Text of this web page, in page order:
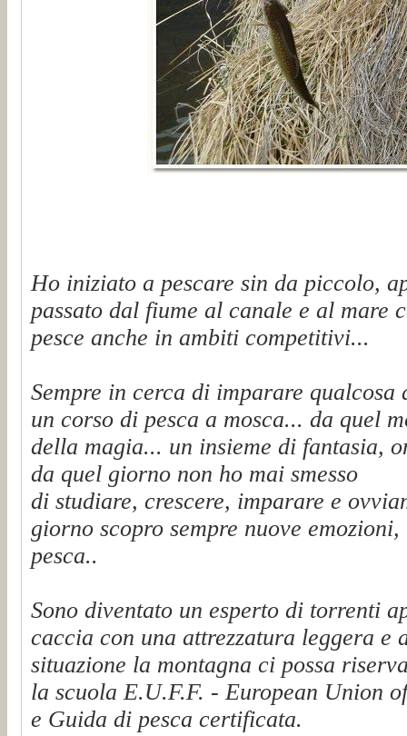
Ho iniziato a pescare sin da piccolo,
passato dal fiume al canale e al mare
pesce anche in ambiti competitivi...
Sempre in cerca di imparare
un corso di pesca a mosca... da quel
della magia... un insieme di fantasia,
da quel giorno non ho mai smesso
di studiare, crescere, imparare e
giorno scopro sempre nuove
pesca..
Sono diventato un esperto di torrenti
caccia con una attrezzatura leggera e
situazione la montagna ci possa
la scuola E.U.F.F. - European Union
e Guida di pesca certificata.